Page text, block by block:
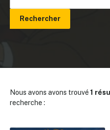
Rechercher
Nous avons avons trouvé 1
recherche :